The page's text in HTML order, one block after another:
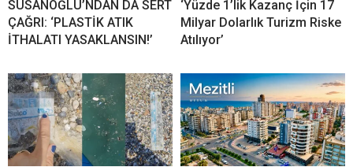
SUSANOĞLU’NDAN DA SERT
ÇAĞRI: ‘PLASTİK ATIK
İTHALATI YASAKLANSIN!’
‘Yüzde 1’lik Kazanç İçin 17
Milyar Dolarlık Turizm Riske
Atılıyor’